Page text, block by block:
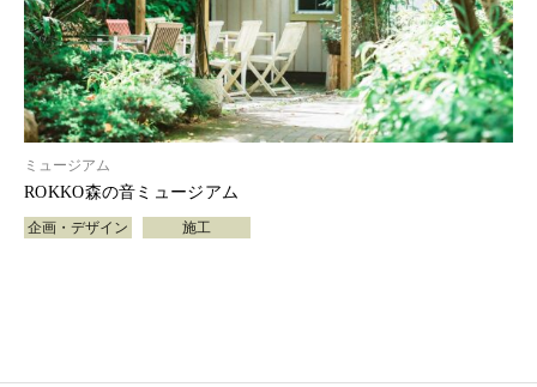
ミュージアム
ROKKO森の音ミュージアム
企画・デザイン 施工